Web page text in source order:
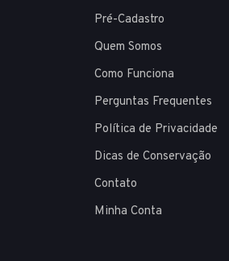
Pré-Cadastro
Quem Somos
Como Funciona
Perguntas Frequentes
Política de Privacidade
Dicas de Conservação
Contato
Minha Conta